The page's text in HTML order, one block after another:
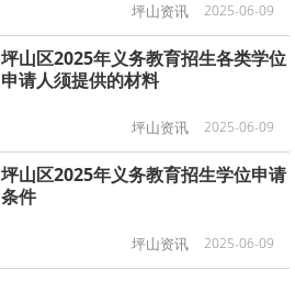
坪山资讯 2025-06-09
坪山区2025年义务教育招生各类学位
申请人须提供的材料
坪山资讯 2025-06-09
坪山区2025年义务教育招生学位申请
条件
坪山资讯 2025-06-09